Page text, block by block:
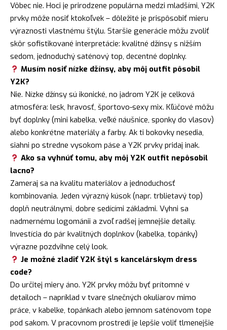
Vôbec nie. Hoci je prirodzene populárna medzi mladšími, Y2K
prvky môže nosiť ktokoľvek – dôležité je prispôsobiť mieru
výraznosti vlastnému štýlu. Staršie generácie môžu zvoliť
skôr sofistikované interpretácie: kvalitné džínsy s nižším
sedom, jednoduchý saténový top, decentné doplnky.
Musím nosiť nízke džínsy, aby môj outfit pôsobil
Y2K?
Nie. Nízke džínsy sú ikonické, no jadrom Y2K je celková
atmosféra: lesk, hravosť, športovo-sexy mix. Kľúčové môžu
byť doplnky (mini kabelka, veľké náušnice, sponky do vlasov)
alebo konkrétne materiály a farby. Ak ti bokovky nesedia,
siahni po stredne vysokom páse a Y2K prvky pridaj inak.
Ako sa vyhnúť tomu, aby môj Y2K outfit nepôsobil
lacno?
Zameraj sa na kvalitu materiálov a jednoduchosť
kombinovania. Jeden výrazný kúsok (napr. trblietavý top)
doplň neutrálnymi, dobre sedícími základmi. Vyhni sa
nadmernému logománii a zvoľ radšej jemnejšie detaily.
Investícia do pár kvalitných doplnkov (kabelka, topánky)
výrazne pozdvihne celý look.
Je možné zladiť Y2K štýl s kancelárskym dress
code?
Do určitej miery áno. Y2K prvky môžu byť prítomné v
detailoch – napríklad v tvare slnečných okuliarov mimo
práce, v kabelke, topánkach alebo jemnom saténovom tope
pod sakom. V pracovnom prostredí je lepšie voliť tlmenejšie